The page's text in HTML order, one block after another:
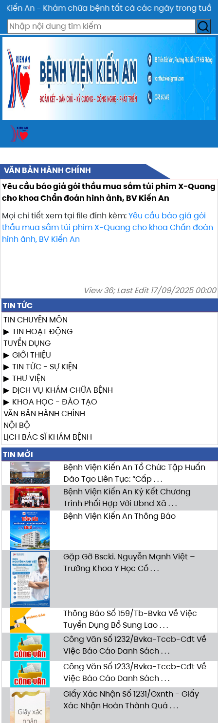
An - Khám chữa bệnh tất cả các ngày trong tuần
VĂN BẢN HÀNH CHÍNH
Yêu cầu báo giá gói thầu mua sắm túi phim X-Quang
cho khoa Chẩn đoán hình ảnh, BV Kiến An
Mọi chi tiết xem tại file đính kèm:Yêu cầu báo giá gói
thầu mua sắm túi phim X-Quang cho khoa Chẩn đoán
hình ảnh, BV Kiến An
View 36; Last Edit 17/09/2025 00:00
TIN TỨC
TIN CHUYÊN MÔN
TIN HOẠT ĐỘNG
TUYỂN DỤNG
GIỚI THIỆU
TIN TỨC - SỰ KIỆN
THƯ VIỆN
DỊCH VỤ KHÁM CHỮA BỆNH
KHOA HỌC - ĐÀO TẠO
VĂN BẢN HÀNH CHÍNH
NỘI BỘ
LỊCH BÁC SĨ KHÁM BỆNH
TIN MỚI
Bệnh Viện Kiến An Tổ Chức Tập Huấn
Đào Tạo Liên Tục: “Cấp . . .
Bệnh Viện Kiến An Ký Kết Chương
Trình Phối Hợp Với Ubnd Xã . . .
Bệnh Viện Kiến An Thông Báo
Gặp Gỡ Bscki. Nguyễn Mạnh Việt –
Trưởng Khoa Y Học Cổ . . .
Thông Báo Số 159/Tb-Bvka Về Việc
Tuyển Dụng Bổ Sung Lao . . .
Công Văn Số 1232/Bvka-Tccb-Cđt Về
Việc Báo Cáo Danh Sách . . .
Công Văn Số 1233/Bvka-Tccb-Cđt Về
Việc Báo Cáo Danh Sách . . .
Giấy Xác Nhận Số 1231/Gxnth - Giấy
Xác Nhận Hoàn Thành Quá . . .